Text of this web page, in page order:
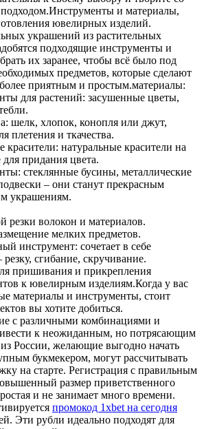
и материалы,
ювелирных изделий.
украшений из растительных
подходящие инструменты и
их заранее, чтобы всё было под
предметов, которые сделают
приятным и простым.материалы:
для растений: засушенные цветы,
шелк, хлопок, конопля или джут,
плетения и ткачества.
красители: натуральные красители на
для придания цвета.
стеклянные бусины, металлические
– они станут прекрасным
украшениям.
волокон и материалов.
мелких предметов.
инструмент: сочетает в себе
сгибание, скручивание.
пришивания и прикрепления
к ювелирным изделиям.Когда у вас
материалы и инструменты, стоит
вы хотите добиться.
с различными комбинациями и
к неожиданным, но потрясающим
из России, желающие выгодно начать
букмекером, могут рассчитывать
на старте. Регистрация с правильным
размер приветственного
и не занимает много времени.
промокод 1xbet на сегодня
Эти рубли идеально подходят для